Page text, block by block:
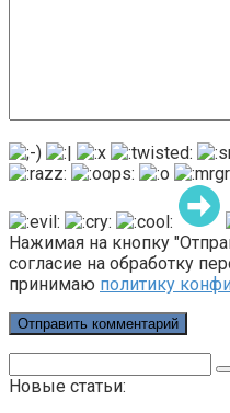
Нажимая на кнопку
согласие на обработку
принимаю политику
Новые статьи: